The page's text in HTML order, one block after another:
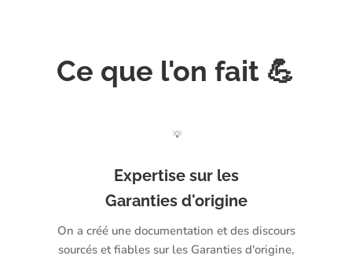
Ce que l'on fait 💪
💡
Expertise sur les
Garanties d'origine
On a créé une documentation et des discours
sourcés et fiables sur les Garanties d'origine,